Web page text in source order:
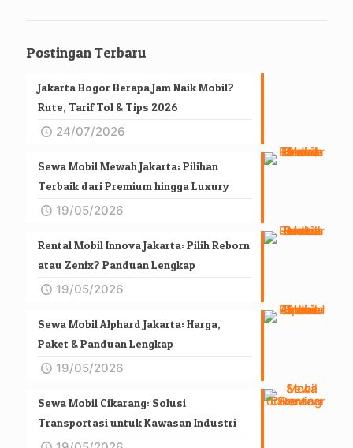
Postingan Terbaru
Jakarta Bogor Berapa Jam Naik Mobil?
Rute, Tarif Tol & Tips 2026
24/07/2026
Sewa Mobil Mewah Jakarta: Pilihan
Terbaik dari Premium hingga Luxury
19/05/2026
Rental Mobil Innova Jakarta: Pilih Reborn
atau Zenix? Panduan Lengkap
19/05/2026
Sewa Mobil Alphard Jakarta: Harga,
Paket & Panduan Lengkap
19/05/2026
Sewa Mobil Cikarang: Solusi
Transportasi untuk Kawasan Industri